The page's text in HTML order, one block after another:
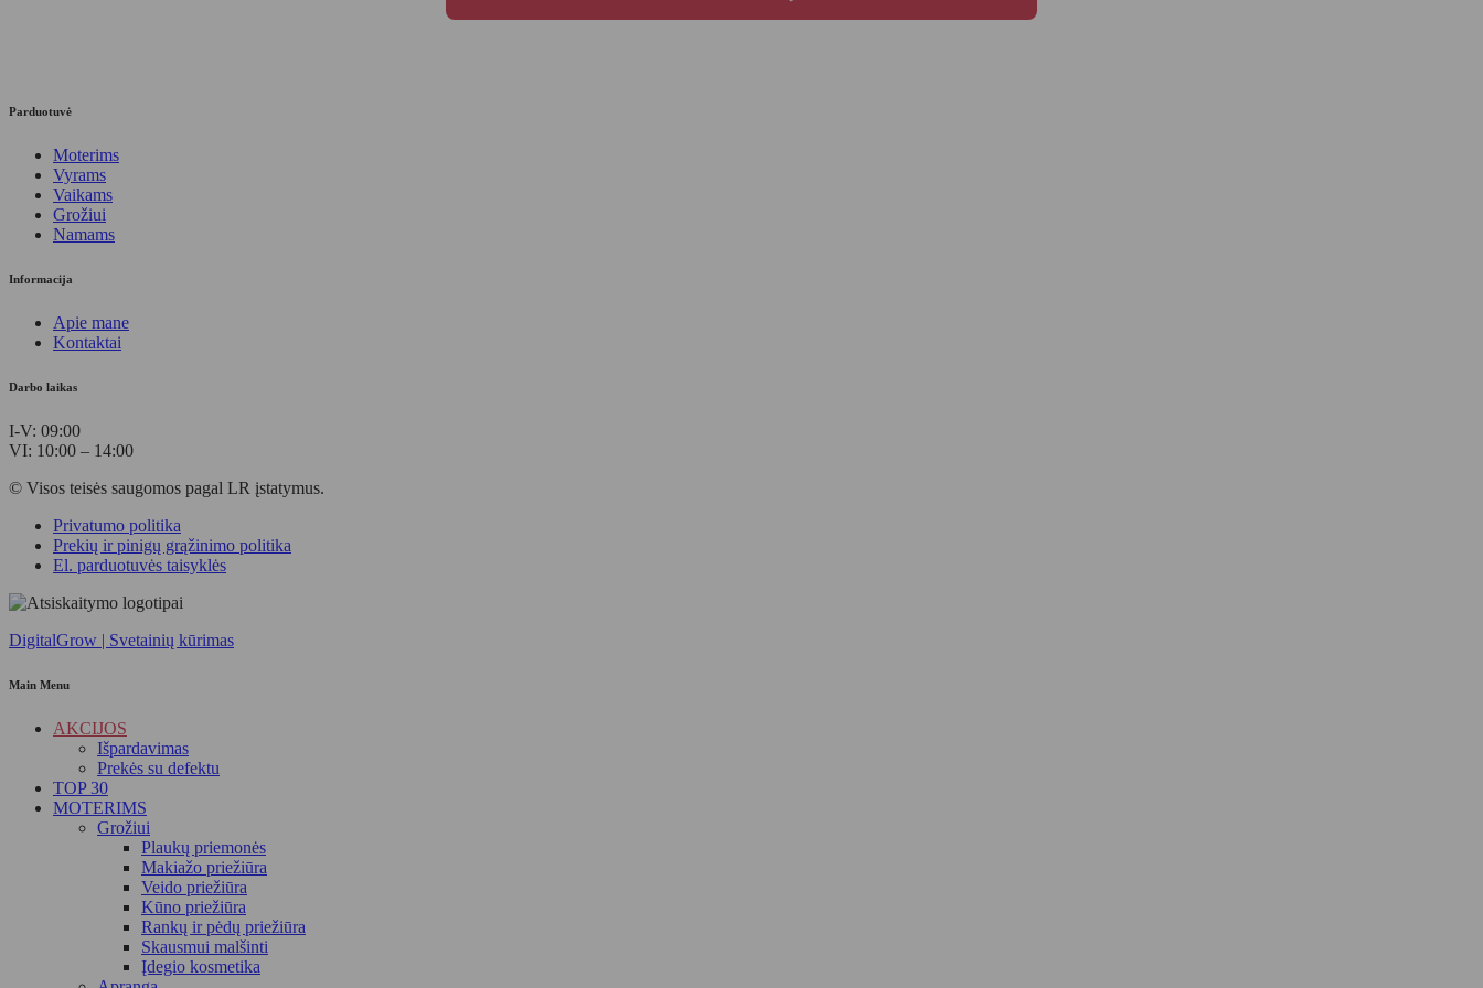
Parduotuvė
Moterims
Vyrams
Vaikams
Grožiui
Namams
Informacija
Apie mane
Kontaktai
Darbo laikas
I-V: 09:00
VI: 10:00 – 14:00
© Visos teisės saugomos pagal LR įstatymus.
Privatumo politika
Prekių ir pinigų grąžinimo politika
El. parduotuvės taisyklės
DigitalGrow | Svetainių kūrimas
Main Menu
AKCIJOS
Išpardavimas
Prekės su defektu
TOP 30
MOTERIMS
Grožiui
Plaukų priemonės
Makiažo priežiūra
Veido priežiūra
Kūno priežiūra
Rankų ir pėdų priežiūra
Skausmui malšinti
Įdegio kosmetika